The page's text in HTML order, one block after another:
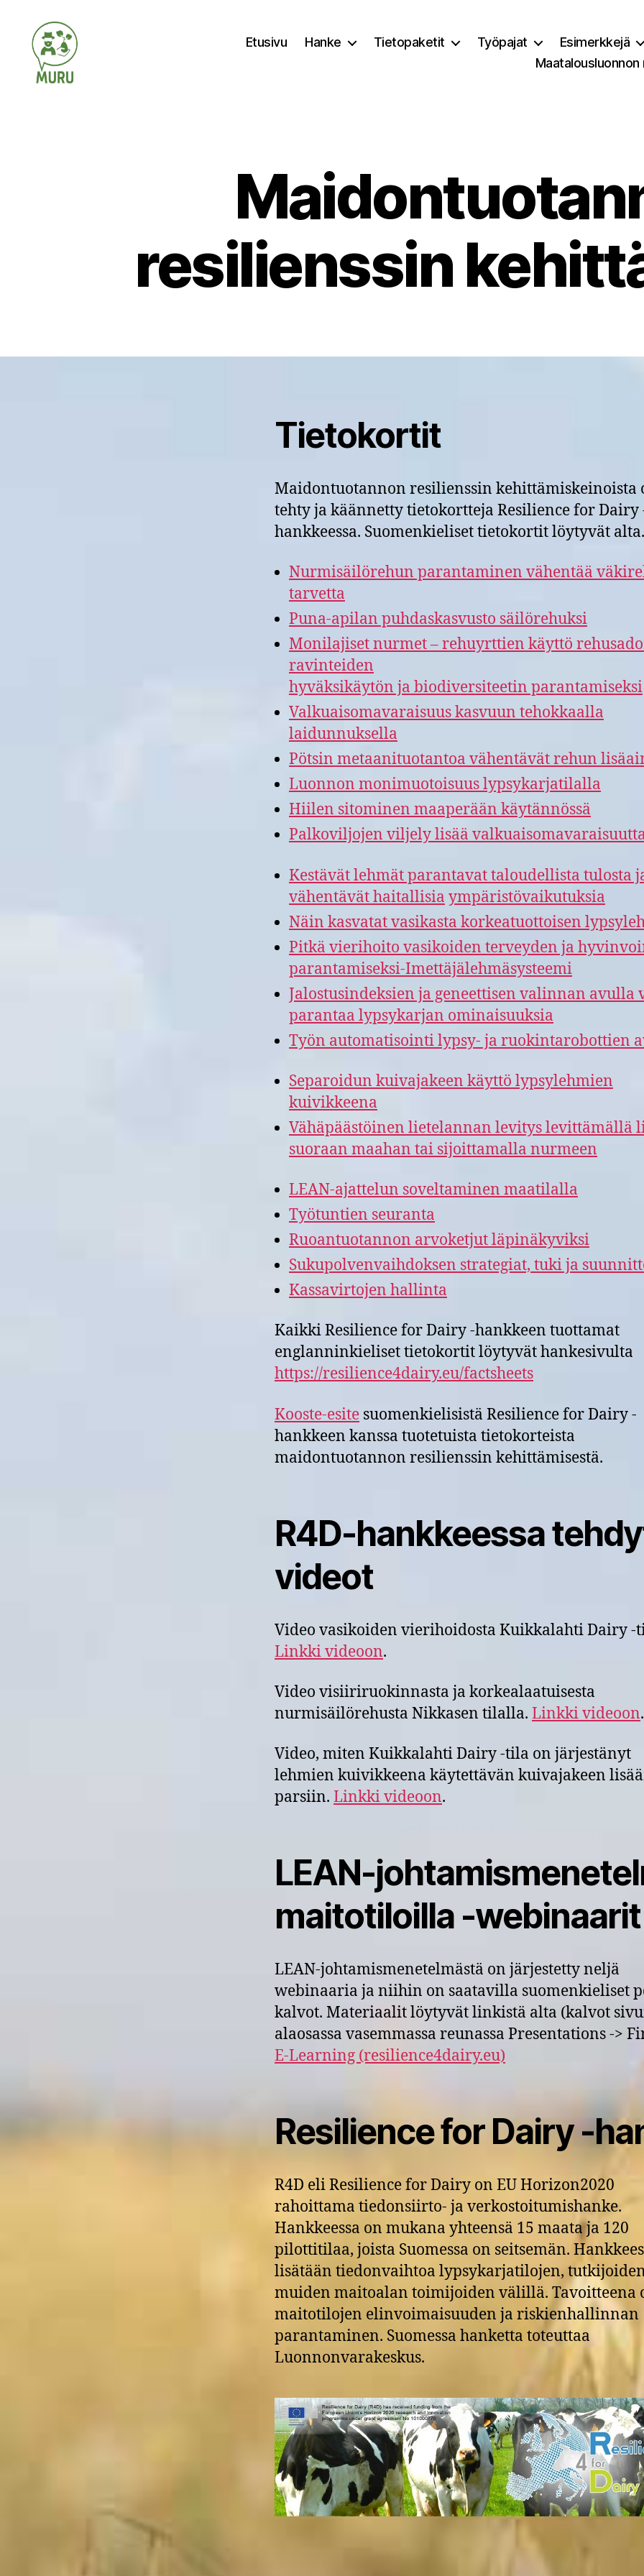
Etusivu Hanke Tietopaketit Työpajat
Esimerkkejä
resilienssin
Tietokortit
Maidontuotannon resilienssin kehittämiskeinoista
tehty ja käännetty tietokortteja Resilience for Dairy
hankkeessa. Suomenkieliset tietokortit löytyvät alta.
Nurmisäilörehun parantaminen vähentää
tarvetta
Puna-apilan puhdaskasvusto säilörehuksi
Monilajiset nurmet – rehuyrttien käyttö
ravinteiden
hyväksikäytön ja biodiversiteetin parantamiseksi
Valkuaisomavaraisuus kasvuun tehokkaalla
laidunnuksella
Pötsin metaanituotantoa vähentävät rehun
Luonnon monimuotoisuus lypsykarjatilalla
Hiilen sitominen maaperään käytännössä
Palkoviljojen viljely lisää
Kestävät lehmät parantavat taloudellista tulosta
vähentävät haitallisia ympäristövaikutuksia
Näin kasvatat vasikasta korkeatuottoisen
Pitkä vierihoito vasikoiden terveyden ja
parantamiseksi-Imettäjälehmäsysteemi
Jalostusindeksien ja geneettisen valinnan avulla
parantaa lypsykarjan ominaisuuksia
Työn automatisointi lypsy- ja ruokintarobottien
Separoidun kuivajakeen käyttö lypsylehmien
kuivikkeena
Vähäpäästöinen lietelannan levitys levittämällä
suoraan maahan tai sijoittamalla nurmeen
LEAN-ajattelun soveltaminen maatilalla
Työtuntien seuranta
Ruoantuotannon arvoketjut läpinäkyviksi
Sukupolvenvaihdoksen strategiat, tuki ja
Kassavirtojen hallinta
Kaikki Resilience for Dairy -hankkeen tuottamat
englanninkieliset tietokortit löytyvät hankesivulta
https://resilience4dairy.eu/factsheets
Kooste-esite suomenkielisistä Resilience for Dairy -
hankkeen kanssa tuotetuista tietokorteista
maidontuotannon resilienssin kehittämisestä.
R4D-hankkeessa
videot
Video vasikoiden vierihoidosta Kuikkalahti Dairy -
Linkki videoon.
Video visiiriruokinnasta ja korkealaatuisesta
nurmisäilörehusta Nikkasen tilalla. Linkki videoon.
Video, miten Kuikkalahti Dairy -tila on järjestänyt
lehmien kuivikkeena käytettävän kuivajakeen
parsiin. Linkki videoon.
LEAN-
maitotiloilla -webinaarit
LEAN-johtamismenetelmästä on järjestetty neljä
webinaaria ja niihin on saatavilla suomenkieliset
kalvot. Materiaalit löytyvät linkistä alta (kalvot
alaosassa vasemmassa reunassa Presentations ->
E-Learning (resilience4dairy.eu)
Resilience for Dairy -
R4D eli Resilience for Dairy on EU Horizon2020
rahoittama tiedonsiirto- ja verkostoitumishanke.
Hankkeessa on mukana yhteensä 15 maata ja 120
pilottitilaa, joista Suomessa on seitsemän.
lisätään tiedonvaihtoa lypsykarjatilojen,
muiden maitoalan toimijoiden välillä. Tavoitteena
maitotilojen elinvoimaisuuden ja riskienhallinnan
parantaminen. Suomessa hanketta toteuttaa
Luonnonvarakeskus.